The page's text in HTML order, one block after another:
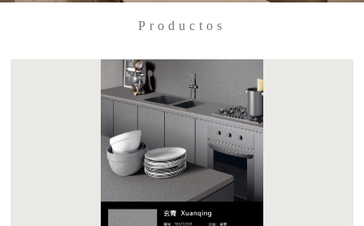
Productos